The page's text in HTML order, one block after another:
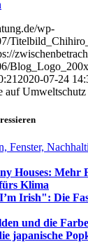
wp-
2020-07-24
auf Umweltschutz
Houses: Mehr
Klima
Irish": Die
und die
japanische